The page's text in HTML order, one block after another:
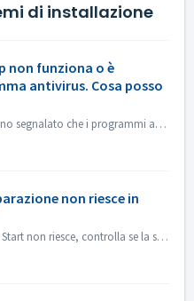
di installazione
non funziona o è
antivirus. Cosa posso
Dal 30 luglio, alcuni clienti hanno segnalato che i programmi antivirus, ad esempio Norton, Avast ecc. hanno segnalato il programma Nero (Nero Start, Nero T...
non riesce in
Quando la riparazione in Nero Start non riesce, controlla se la situazione sul tuo computer è la seguente. Per prima cosa controlla se la seguente cartella...